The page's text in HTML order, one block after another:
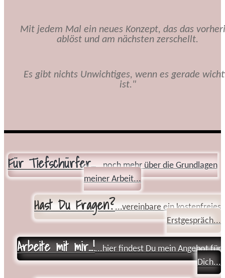
Mit jedem Mal ein neues Konzept, das das
ablöst und am nächsten zerschellt.
Es gibt nichts Unwichtiges, wenn es gerade
ist."
Für Tiefschürfer......noch mehr über die Grundlagen
meiner Arbeit...
Hast Du Fragen?...vereinbare ein kostenfreies
Erstgespräch...
Arbeite mit mir...!...hier findest Du mein Angebot für
Dich...